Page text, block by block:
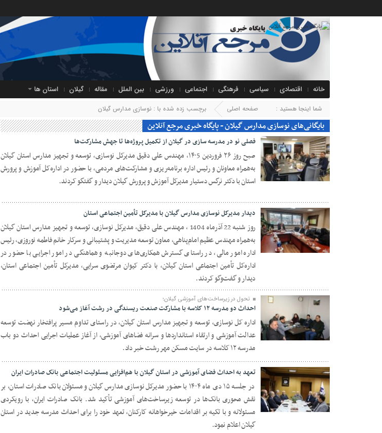
خانه اقتصادی سیاسی فرهنگی اجتماعی ورزشی بین الملل مقاله گیلان استان ها
شما اینجا هستید : صفحه اصلی برچسب زده شده با : نوسازی مدارس گیلان
بایگانی‌های نوسازی مدارس گیلان - پایگاه خبری مرجع آنلاین
۲۹ فروردین ۱۴۰۵
فصلی نو در مدرسه سازی در گیلان از تکمیل پروژه‌ها تا جهش مشارکت‌ها
صبح روز ۲۶ فروردین ۱۴۰5، مهندس علی دقیق مدیرکل نوسازی، توسعه و تجهیز مدارس استان گیلان
به‌همراه معاونان و رئیس اداره برنامه‌ریزی و مشارکت‌های مردمی، با حضور در اداره‌کل آموزش و پرورش
استان با دکتر نرگس دستیار مدیرکل آموزش و پرورش گیلان دیدار و گفتگو کردند.
۳۰ دی ۱۴۰۴
دیدار مدیرکل نوسازی مدارس گیلان با مدیرکل تأمین اجتماعی استان
روز شنبه 22 آذرماه 1404 ، مهندس علی دقیق، مدیرکل نوسازی، توسعه و تجهیز مدارس استان گیلان
به‌همراه مهندس عظیم امام‌پناهی، معاون توسعه مدیریت و پشتیبانی و سرکار خانم فاطمه نوروزی، رئیس
اداره امور مالی، در راستای گسترش همکاری‌های دوجانبه و هماهنگی در امور اجرایی با حضور در
اداره‌کل تأمین اجتماعی استان گیلان، با دکتر کیوان مرتضوی سرایی، مدیرکل تأمین اجتماعی استان،
دیدار و گفت‌وگو کردند.
۲۳ دی ۱۴۰۴
تحول در زیرساخت‌های آموزشی گیلان؛
احداث دو مدرسه ۱۲ کلاسه با مشارکت صنعت ریسندگی در رشت آغاز می‌شود
اداره کل نوسازی، توسعه و تجهیز مدارس استان گیلان، در راستای تداوم مسیر پرافتخار نهضت توسعه
عدالت آموزشی و ارتقاء استانداردها و سرانه فضاهای آموزشی، از آغاز عملیات اجرایی احداث دو باب
مدرسه ۱۲ کلاسه در سایت مسکن مهر رشت خبر داد.
۲۲ دی ۱۴۰۴
تعهد به احداث فضای آموزشی در استان گیلان با هم‌افزایی مسئولیت اجتماعی بانک صادرات ایران
در جلسه‌ ١۵ دی ماه ١۴٠۴ با حضور مدیرکل نوسازی مدارس گیلان و مسئولان بانک صادرات استان، بر
نقش محوری بانک‌ها در توسعه زیرساخت‌های آموزشی تأکید شد. بانک صادرات ایران، با رویکردی
مسئولانه و با تکیه بر اقدامات خیرخواهانه کارکنان، تعهد خود را برای احداث مدرسه جدید در استان
گیلان اعلام نمود.